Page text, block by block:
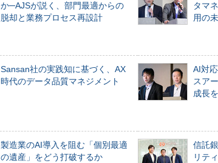
か─AJSが説く、部門最適からの
脱却と業務プロセス再設計
タマ
用の
Sansan社の実践知に基づく、AX
時代のデータ品質マネジメント
AI対
スア
成長
製造業のAI導入を阻む「個別最適
の遺産」をどう打破するか
信託
リテ